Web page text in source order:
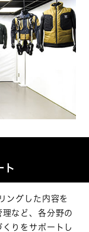
ト
ングした内容を
など、各分野の
りをサポートし